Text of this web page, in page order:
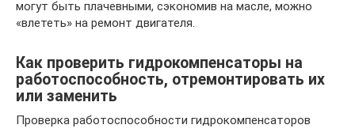
могут быть плачевными, сэкономив на масле, можно
«влететь» на ремонт двигателя.
Как проверить гидрокомпенсаторы на
работоспособность, отремонтировать их
или заменить
Проверка работоспособности гидрокомпенсаторов